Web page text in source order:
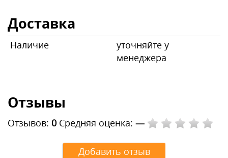
Доставка
Наличие
уточняйте у
менеджера
Отзывы
Отзывов: 0 Средняя оценка: —
Добавить отзыв